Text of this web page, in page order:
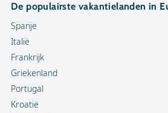
De populairste vakantielanden in
Spanje
Italië
Frankrijk
Griekenland
Portugal
Kroatië